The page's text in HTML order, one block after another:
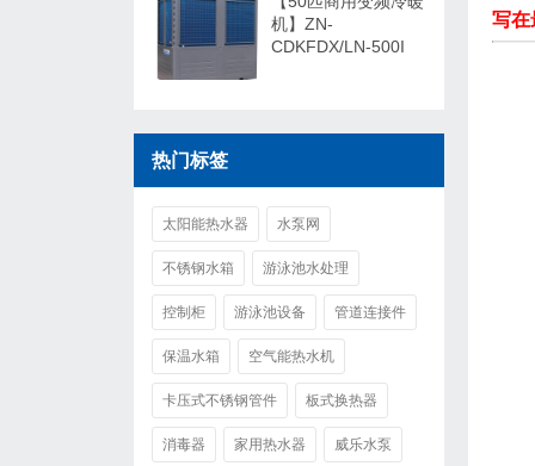
写在
机】ZN-
CDKFDX/LN-500I
热门标签
太阳能热水器 水泵网
不锈钢水箱 游泳池水处理
控制柜 游泳池设备 管道连接件
保温水箱 空气能热水机
卡压式不锈钢管件 板式换热器
消毒器 家用热水器 威乐水泵